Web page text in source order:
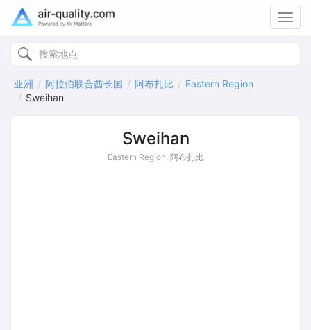
亚洲 阿拉伯联合酋长国 阿布扎比
Eastern Region
Sweihan
Sweihan
Eastern Region, 阿布扎比